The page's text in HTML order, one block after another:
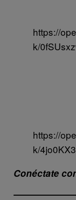
https://
k/
https://
k/
Conéctate